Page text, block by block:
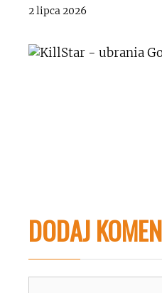
2 lipca 2026
DODAJ